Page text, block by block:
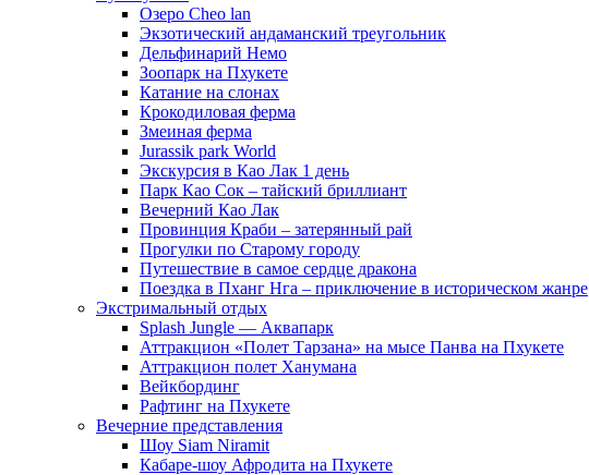
Озеро Cheo lan
Экзотический андаманский треугольник
Дельфинарий Немо
Зоопарк на Пхукете
Катание на слонах
Крокодиловая ферма
Змеиная ферма
Jurassik park World
Экскурсия в Као Лак 1 день
Парк Као Сок – тайский бриллиант
Вечерний Као Лак
Провинция Краби – затерянный рай
Прогулки по Старому городу
Путешествие в самое сердце дракона
Поездка в Пханг Нга – приключение в историческом жанре
Экстримальный отдых
Splash Jungle — Аквапарк
Аттракцион «Полет Тарзана» на мысе Панва на Пхукете
Аттракцион полет Ханумана
Вейкбординг
Рафтинг на Пхукете
Вечерние представления
Шоу Siam Niramit
Кабаре-шоу Афродита на Пхукете